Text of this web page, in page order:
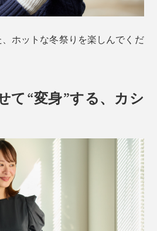
ホットな冬祭りを楽しんでくだ
て“変身”する、カシ